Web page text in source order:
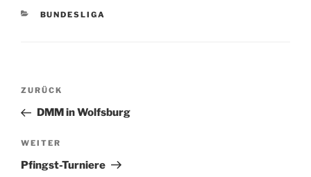
KATEGORIEN
BUNDESLIGA
Beitragsnavigation
Vorheriger
Beitrag
ZURÜCK
DMM in Wolfsburg
Nächster
Beitrag
WEITER
Pfingst-Turniere